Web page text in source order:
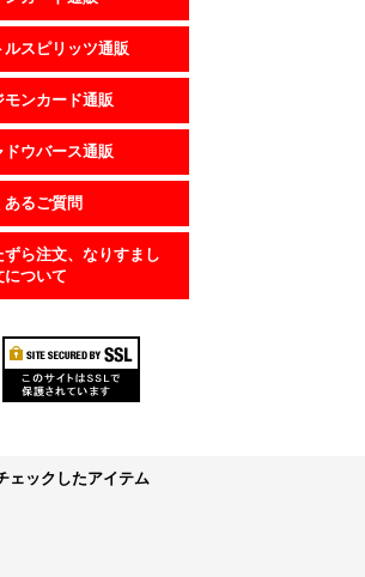
ルスピリッツ通販
モンカード通販
ドウバース通販
あるご質問
ずら注文、なりすまし
について
ェックしたアイテム